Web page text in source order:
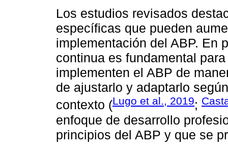
Los estudios revisados
específicas que pueden
implementación del ABP. En
continua es fundamental
implementen el ABP de
de ajustarlo y adaptarlo
contexto (Lugo et al., 2019;
enfoque de desarrollo
principios del ABP y que se